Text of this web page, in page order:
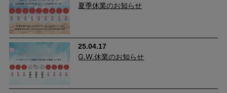
■④きちんとラクしたい！秋の華やかワイドパンツ
ラクなのに、キレイに見える美シルエット
年齢を重ねると気になるウエストやヒップ周りをきれいに魅せる
パターン設計で、はき心地と美脚を両立しました。 素材・美し
夏季休業のお知らせ
25.04.17
G.W.休業のお知らせ